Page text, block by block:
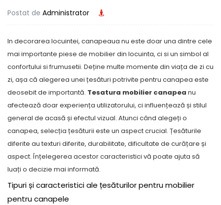
Postat de Administrator
In decorarea locuintei, canapeaua nu este doar una dintre cele
mai importante piese de mobilier din locuinta, ci si un simbol al
confortului si frumusetii. Deține multe momente din viața de zi cu
zi, așa că alegerea unei țesături potrivite pentru canapea este
deosebit de importantă. Tesatura mobilier canapea nu
afectează doar experiența utilizatorului, ci influențează și stilul
general de acasă și efectul vizual. Atunci când alegeți o
canapea, selecția țesăturii este un aspect crucial. Țesăturile
diferite au texturi diferite, durabilitate, dificultate de curățare și
aspect. Înțelegerea acestor caracteristici vă poate ajuta să
luați o decizie mai informată.
Tipuri și caracteristici ale țesăturilor pentru mobilier
pentru canapele